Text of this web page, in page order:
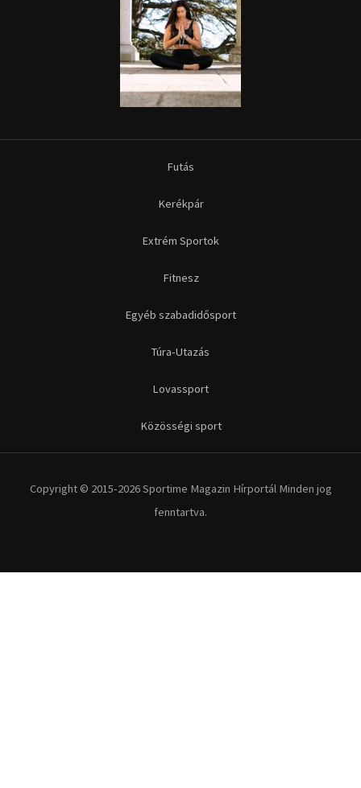
Futás
Kerékpár
Extrém Sportok
Fitnesz
Egyéb szabadidősport
Túra-Utazás
Lovassport
Közösségi sport
Copyright © 2015-2026 Sportime Magazin Hírportál Minden jog
fenntartva.